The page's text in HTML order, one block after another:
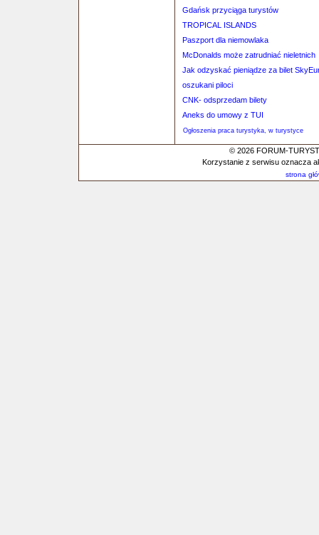
Gdańsk przyciąga turystów
TROPICAL ISLANDS
Paszport dla niemowlaka
McDonalds może zatrudniać nieletnich
Jak odzyskać pieniądze za bilet
oszukani piloci
CNK- odsprzedam bilety
Aneks do umowy z TUI
Ogłoszenia praca turystyka, w turystyce
© 2026 FORUM-
Korzystanie z serwisu oznacza
strona